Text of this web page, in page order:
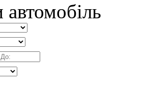
автомобіль